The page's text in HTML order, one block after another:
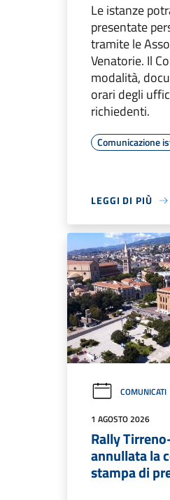
Le istanze
presentate
tramite le
Venatorie. Il
modalità,
orari degli
richiedenti.
Comunicazione
LEGGI DI PIÙ
COMUNICATI
1 AGOSTO 2026
Rally
annullata la
stampa di